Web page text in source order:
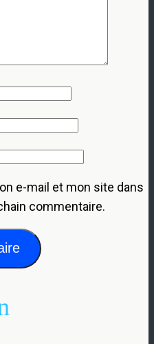
e-mail et mon site dans
commentaire.